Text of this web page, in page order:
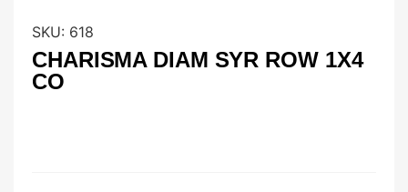
SKU: 618
CHARISMA DIAM SYR ROW 1X4
CO